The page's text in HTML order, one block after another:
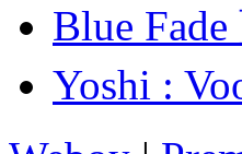
Blue
Yoshi :